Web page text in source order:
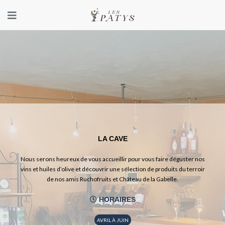
De
l'homme
à
terre
terre
la
vigne
Les
vins
LA CAVE
Nous serons heureux de vous accueillir pour vous faire déguster nos
vins et huiles d’olive et découvrir une sélection de produits du terroir
de nos amis Ruchofruits etChâteau de la Gabelle.
HORAIRES
AVRIL À JUIN